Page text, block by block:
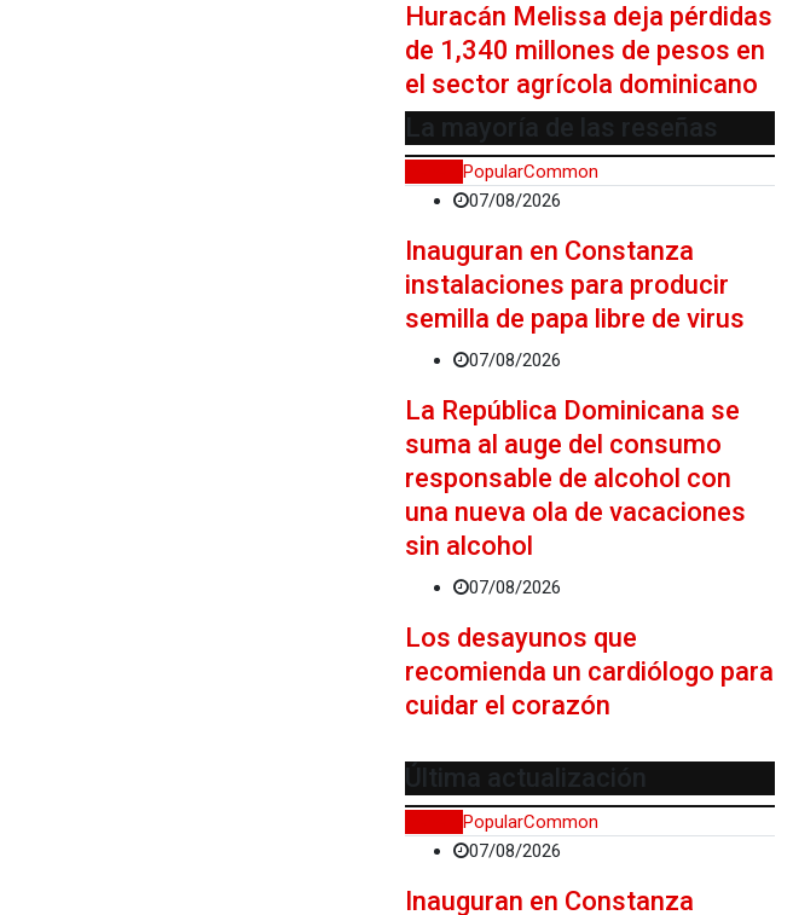
Huracán Melissa deja pérdidas
de 1,340 millones de pesos en
el sector agrícola dominicano
La mayoría de las reseñas
PopularCommon
07/08/2026
Inauguran en Constanza
instalaciones para producir
semilla de papa libre de virus
07/08/2026
La República Dominicana se
suma al auge del consumo
responsable de alcohol con
una nueva ola de vacaciones
sin alcohol
07/08/2026
Los desayunos que
recomienda un cardiólogo para
cuidar el corazón
Última actualización
PopularCommon
07/08/2026
Inauguran en Constanza